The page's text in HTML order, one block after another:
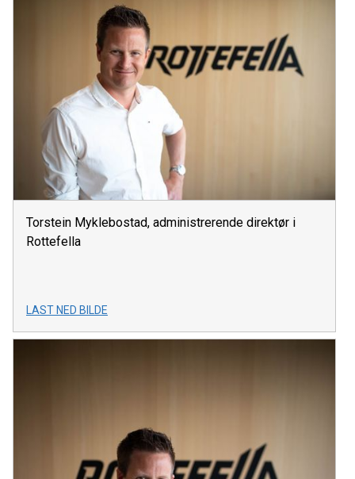
Torstein Myklebostad, administrerende direktør i
Rottefella
LAST NED BILDE